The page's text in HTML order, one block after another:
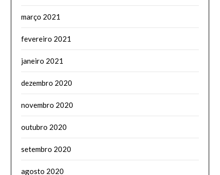
março 2021
fevereiro 2021
janeiro 2021
dezembro 2020
novembro 2020
outubro 2020
setembro 2020
agosto 2020